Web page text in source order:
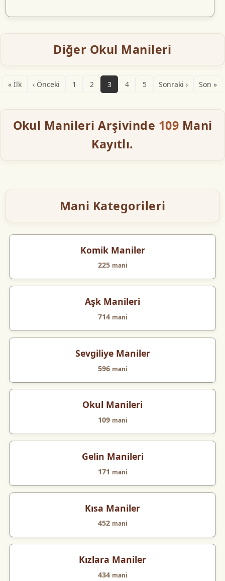
Diğer Okul Manileri
« İlk ‹ Önceki 1 2 3 4 5 Sonraki › Son »
Okul Manileri Arşivinde 109 Mani
Kayıtlı.
Mani Kategorileri
Komik Maniler
225 mani
Aşk Manileri
714 mani
Sevgiliye Maniler
596 mani
Okul Manileri
109 mani
Gelin Manileri
171 mani
Kısa Maniler
452 mani
Kızlara Maniler
434 mani